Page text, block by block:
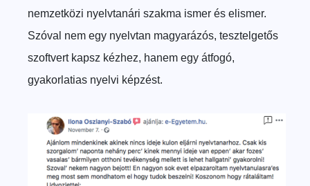
nemzetközi nyelvtanári szakma ismer és elismer.
Szóval nem egy nyelvtan magyarázós, tesztelgetős
szoftvert kapsz kézhez, hanem egy átfogó,
gyakorlatias nyelvi képzést.